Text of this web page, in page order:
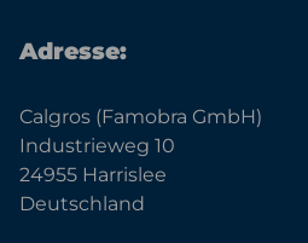
Adresse:
Calgros (Famobra GmbH)
Industrieweg 10
24955 Harrislee
Deutschland